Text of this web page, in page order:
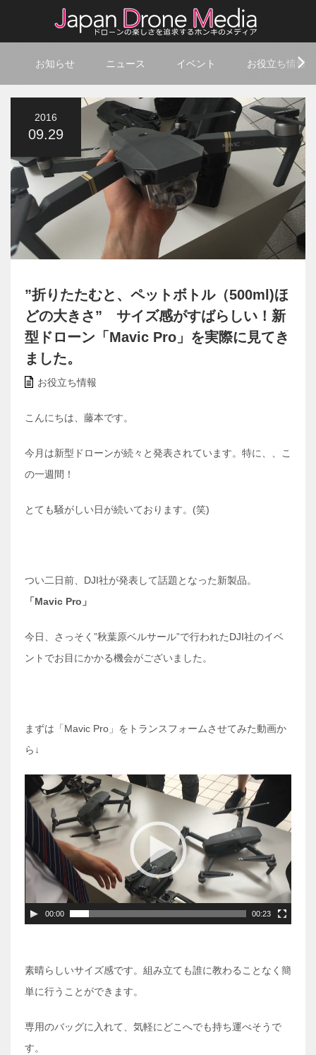
お知らせ ニュース イベント お役立ち情報
2016
09.29
”折りたたむと、ペットボトル（500ml)ほ
どの大きさ” サイズ感がすばらしい！新
型ドローン「Mavic Pro」を実際に見てき
ました。
お役立ち情報
こんにちは、藤本です。
今月は新型ドローンが続々と発表されています。特に、、こ
の一週間！
とても騒がしい日が続いております。(笑)
つい二日前、DJI社が発表して話題となった新製品。
「Mavic Pro」
今日、さっそく”秋葉原ベルサール”で行われたDJI社のイベ
ントでお目にかかる機会がございました。
まずは「Mavic Pro」をトランスフォームさせてみた動画か
ら↓
画
レ
ー
ー
00:00 00:23
素晴らしいサイズ感です。組み立ても誰に教わることなく簡
単に行うことができます。
専用のバッグに入れて、気軽にどこへでも持ち運べそうで
す。